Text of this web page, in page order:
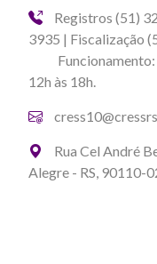
Registros (51)
3935 | Fiscalização
Funcionamento:
12h às 18h.
Rua Cel André
Alegre - RS, 90110-